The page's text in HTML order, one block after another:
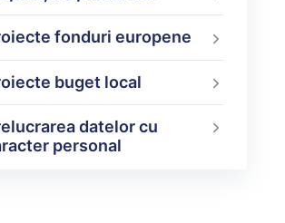
fonduri europene
buget local
datelor cu
personal